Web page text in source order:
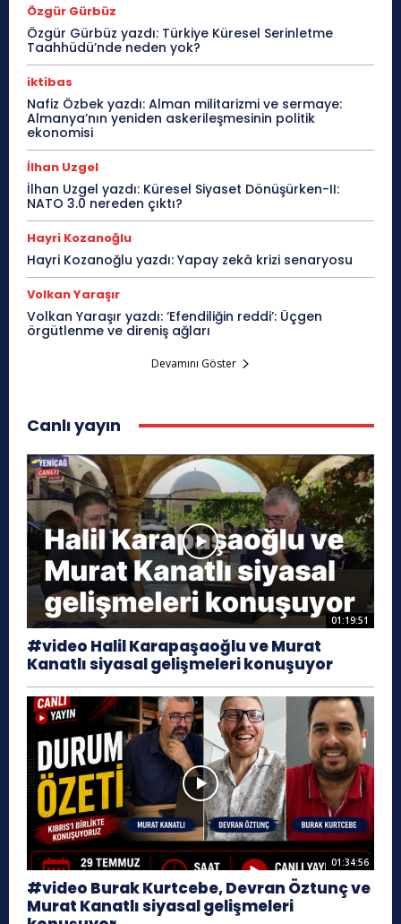
Özgür Gürbüz
Özgür Gürbüz yazdı: Türkiye Küresel Serinletme
Taahhüdü’nde neden yok?
iktibas
Nafiz Özbek yazdı: Alman militarizmi ve sermaye:
Almanya’nın yeniden askerileşmesinin politik
ekonomisi
İlhan Uzgel
İlhan Uzgel yazdı: Küresel Siyaset Dönüşürken-II:
NATO 3.0 nereden çıktı?
Hayri Kozanoğlu
Hayri Kozanoğlu yazdı: Yapay zekâ krizi senaryosu
Volkan Yaraşır
Volkan Yaraşır yazdı: ‘Efendiliğin reddi’: Üçgen
örgütlenme ve direniş ağları
Devamını Göster
Canlı yayın
01:19:51
#video Halil Karapaşaoğlu ve Murat
Kanatlı siyasal gelişmeleri konuşuyor
01:34:56
#video Burak Kurtcebe, Devran Öztunç ve
Murat Kanatlı siyasal gelişmeleri